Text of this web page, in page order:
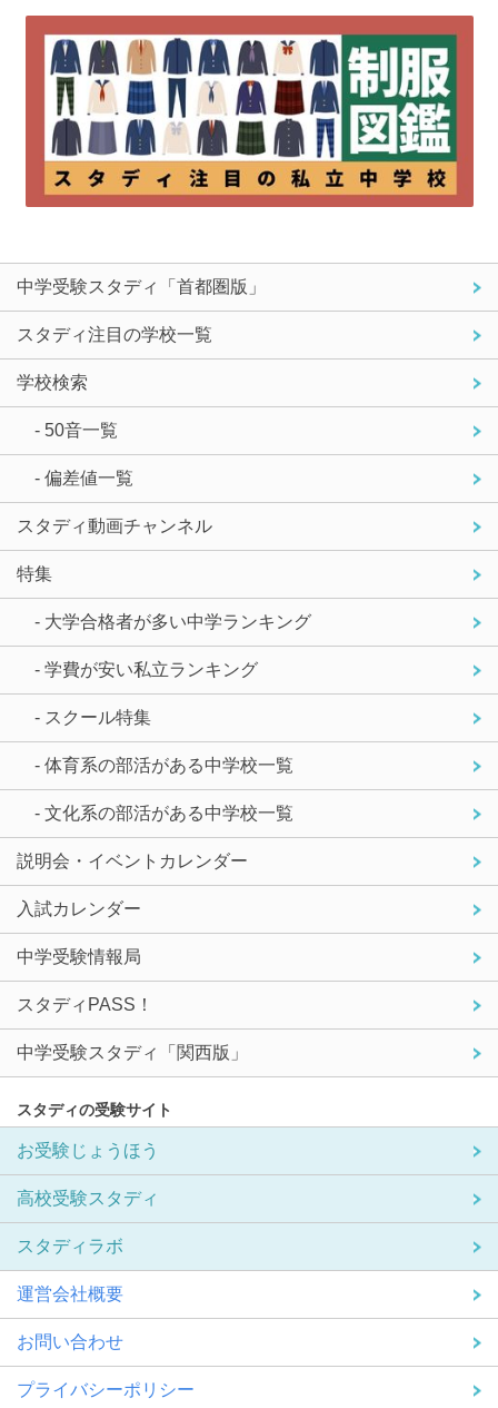
中学受験スタディ「首都圏版」
スタディ注目の学校一覧
学校検索
- 50音一覧
- 偏差値一覧
スタディ動画チャンネル
特集
- 大学合格者が多い中学ランキング
- 学費が安い私立ランキング
- スクール特集
- 体育系の部活がある中学校一覧
- 文化系の部活がある中学校一覧
説明会・イベントカレンダー
入試カレンダー
中学受験情報局
スタディPASS！
中学受験スタディ「関西版」
スタディの受験サイト
お受験じょうほう
高校受験スタディ
スタディラボ
運営会社概要
お問い合わせ
プライバシーポリシー